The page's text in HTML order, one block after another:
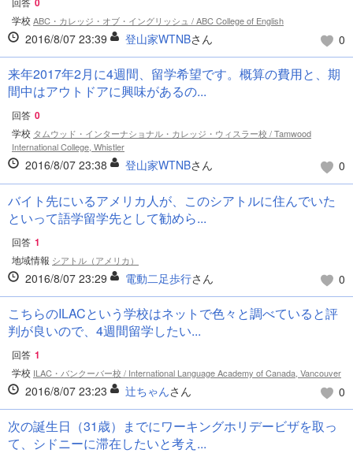
学校ABC・カレッジ・オブ・イングリッシュ / ABC College of English
2016/8/07 23:39 登山家WTNBさん 0
来年2017年2月に4週間、留学希望です。概算の費用と、期
間中はアウトドアに興味があるの...
回答 0
学校 タムウッド・インターナショナル・カレッジ・ウィスラー校 / Tamwood
International College, Whistler
2016/8/07 23:38 登山家WTNBさん 0
バイト先にいるアメリカ人が、このシアトルに住んでいた
といって語学留学先として勧めら...
回答 1
地域情報 シアトル（アメリカ）
2016/8/07 23:29 電動二足歩行さん 0
こちらのILACという学校はネットで色々と調べていると評
判が良いので、4週間留学したい...
回答 1
学校 ILAC・バンクーバー校 / International Language Academy of Canada, Vancouver
2016/8/07 23:23 辻ちゃんさん 0
次の誕生日（31歳）までにワーキングホリデービザを取っ
て、シドニーに滞在したいと考え...